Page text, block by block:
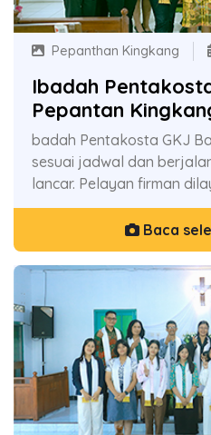
Pepanthan Kingkang
Ibadah
Pepantan
badah Pentakosta GKJ
sesuai jadwal dan
lancar. Pelayan firman
Baca